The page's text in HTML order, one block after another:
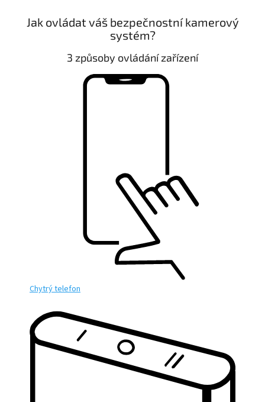
Jak ovládat váš bezpečnostní kamerový
systém?
3 způsoby ovládání zařízení
Chytrý telefon